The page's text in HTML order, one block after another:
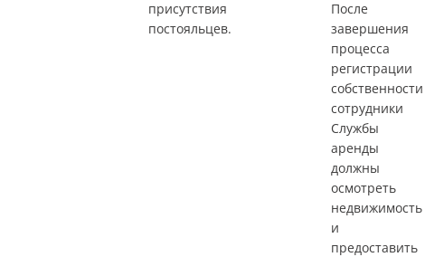
присутствия
постояльцев.
После
завершения
процесса
регистрации
собственности
сотрудники
Службы
аренды
должны
осмотреть
недвижимость
и
предоставить